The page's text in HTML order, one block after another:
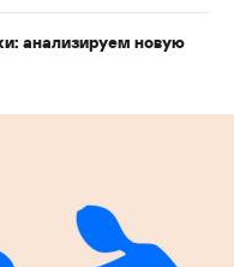
анализируем новую